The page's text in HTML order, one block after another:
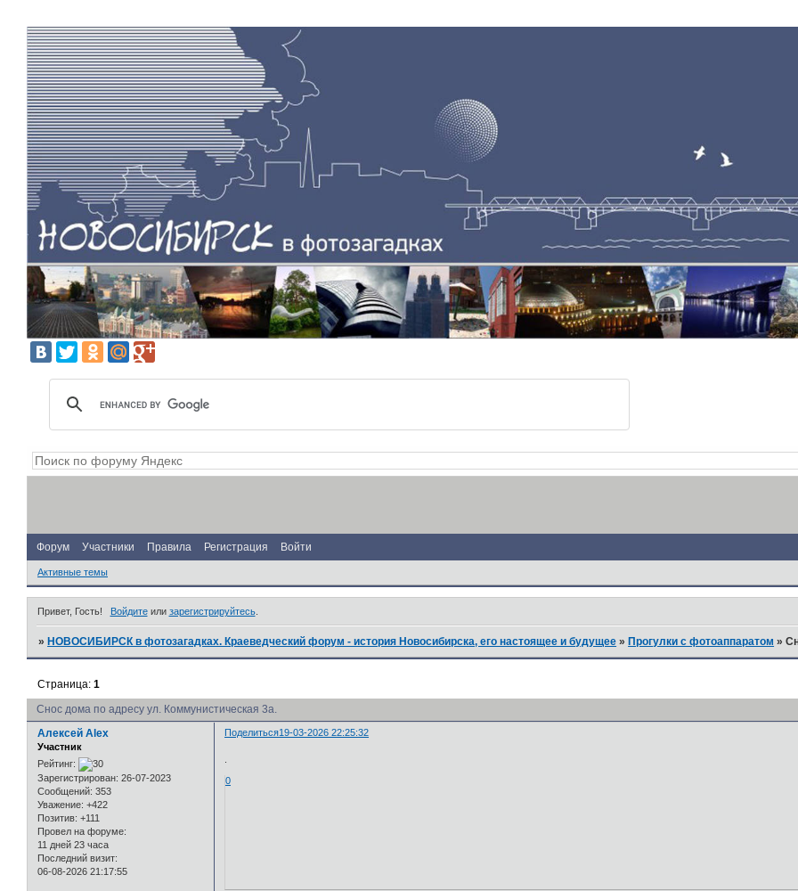
Форум Участники Правила Регистрация Войти
Активные темы
Привет, Гость! Войдитеили зарегистрируйтесь.
»НОВОСИБИРСК в фотозагадках. Краеведческий форум - история Новосибирска, его настоящее и будущее »Прогулки с фотоаппаратом »
Снос дома по адресу ул. Коммунистическая 3а.
Страница:1
Поделиться19-03-2026 22:25:32
Алексей Alex
Участник
Рейтинг:
Зарегистрирован: 26-07-2023
Сообщений: 353
Уважение: +422
Позитив: +111
Провел на форуме:
11 дней 23 часа
Последний визит:
06-08-2026 21:17:55
0